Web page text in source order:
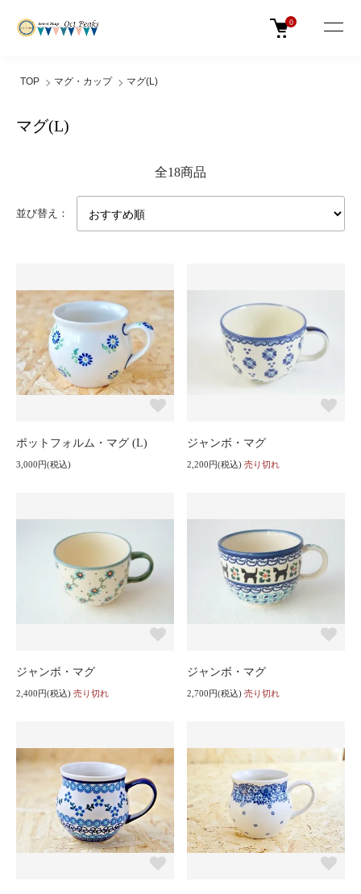
0
TOP マグ・カップ マグ(L)
マグ(L)
全18商品
並び替え：
ポットフォルム・マグ (L)
3,000円(税込)
ジャンボ・マグ
2,200円(税込) 売り切れ
ジャンボ・マグ
2,400円(税込) 売り切れ
ジャンボ・マグ
2,700円(税込) 売り切れ